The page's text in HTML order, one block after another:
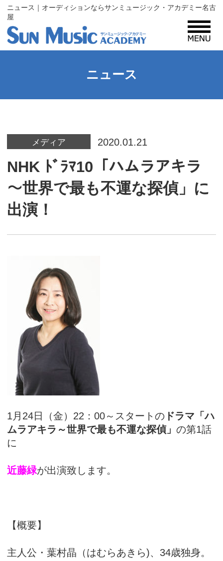
ニュース｜オーディションならサンミュージック・アカデミー名古
屋
MENU
サンミュージック・アカデミーとは？
入所案内
プロフィール
キャスティング
動画配信
ニュース
メディア 2020.01.21
NHK ﾄﾞﾗﾏ10「ハムラアキラ
～世界で最も不運な探偵」に
出演！
1月24日（金）22：00～スタートの ドラマ「ハ
ムラアキラ～世界で最も不運な探偵」 の第1話
に
近藤緑が出演致します。
【概要】
主人公・葉村晶（はむらあきら)、34歳独身。